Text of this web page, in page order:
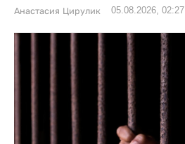
Анастасия Цирулик 05.08.2026, 02:27